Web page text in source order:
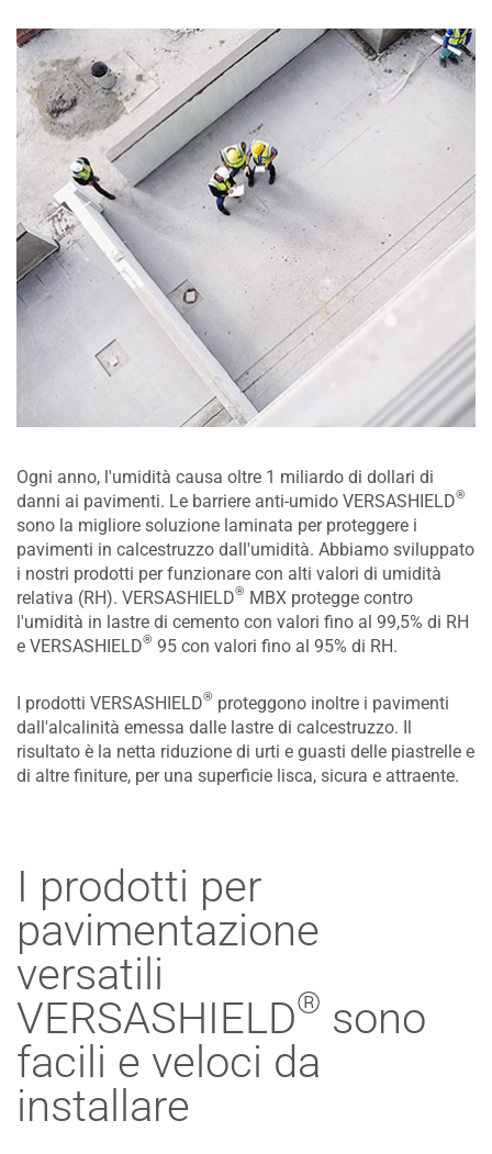
Ogni anno, l'umidità causa oltre 1 miliardo di dollari di
danni ai pavimenti. Le barriere anti-umido VERSASHIELD®
sono la migliore soluzione laminata per proteggere i
pavimenti in calcestruzzo dall'umidità. Abbiamo sviluppato
i nostri prodotti per funzionare con alti valori di umidità
relativa (RH). VERSASHIELD® MBX protegge contro
l'umidità in lastre di cemento con valori fino al 99,5% di RH
e VERSASHIELD® 95 con valori fino al 95% di RH.
I prodotti VERSASHIELD® proteggono inoltre i pavimenti
dall'alcalinità emessa dalle lastre di calcestruzzo. Il
risultato è la netta riduzione di urti e guasti delle piastrelle e
di altre finiture, per una superficie lisca, sicura e attraente.
I prodotti per
pavimentazione
versatili
VERSASHIELD® sono
facili e veloci da
installare